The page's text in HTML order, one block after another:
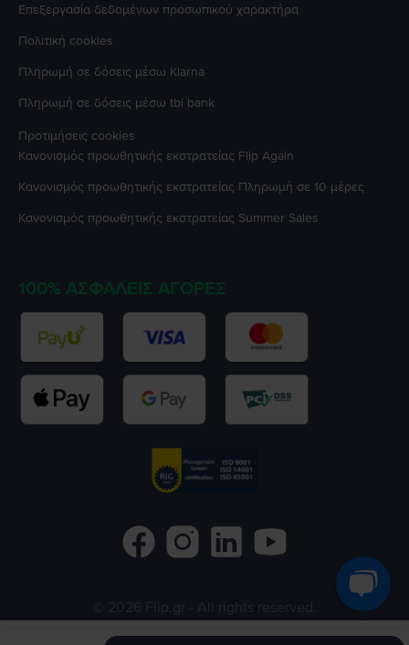
Επεξεργασία δεδομένων προσωπικού χαρακτήρα
Πολιτική cookies
Πληρωμή σε δόσεις μέσω Klarna
Πληρωμή σε δόσεις μέσω tbi bank
Προτιμήσεις cookies
Κανονισμός προωθητικής εκστρατείας Flip Again
Κανονισμός προωθητικής εκστρατείας Πληρωμή σε 10 μέρες
Κανονισμός προωθητικής εκστρατείας Summer Sales
100% ΑΣΦΑΛΕΊΣ ΑΓΟΡΈΣ